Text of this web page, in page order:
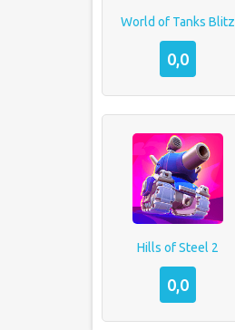
World of Tanks Blitz
0,0
Hills of Steel 2
0,0